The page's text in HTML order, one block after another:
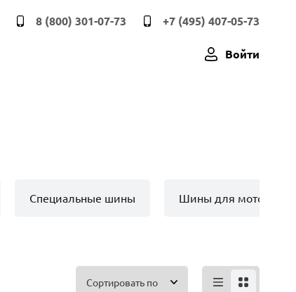
+7 (495) 407-05-73
8 (800) 301-07-73
Войти
Специальные шины Шины для мото
Сортировать по